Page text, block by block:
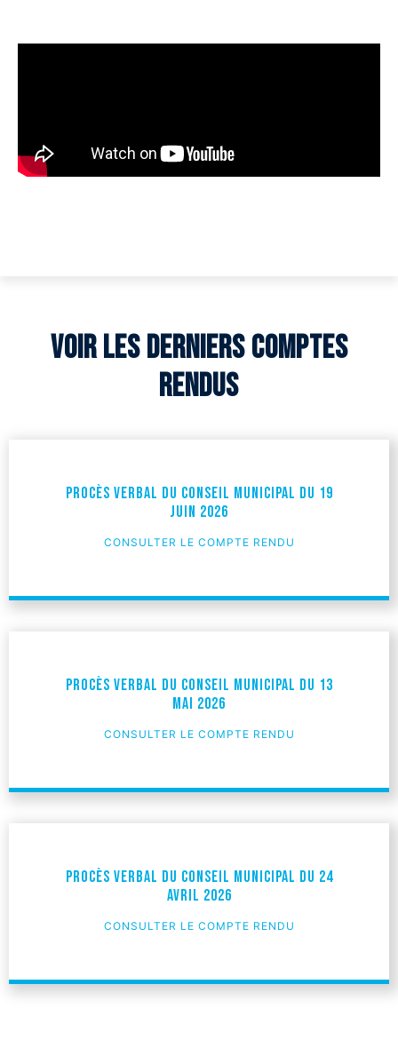
Voir les derniers comptes
rendus
Procès verbal du Conseil Municipal du 19
juin 2026
CONSULTER LE COMPTE RENDU
Procès verbal du Conseil Municipal du 13
mai 2026
CONSULTER LE COMPTE RENDU
Procès verbal du Conseil Municipal du 24
Avril 2026
CONSULTER LE COMPTE RENDU